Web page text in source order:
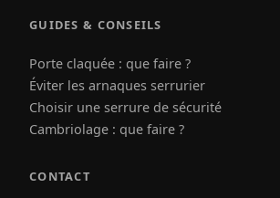
GUIDES & CONSEILS
Porte claquée : que faire ?
Éviter les arnaques serrurier
Choisir une serrure de sécurité
Cambriolage : que faire ?
CONTACT